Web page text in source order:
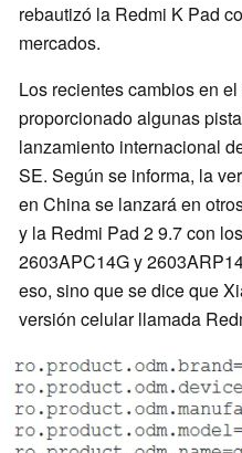
rebautizó la Redmi K Pad
mercados.
Los recientes cambios en
proporcionado algunas
lanzamiento internacional
SE. Según se informa, la
en China se lanzará en
y la Redmi Pad 2 9.7 con
2603APC14G y
eso, sino que se dice que
versión celular llamada